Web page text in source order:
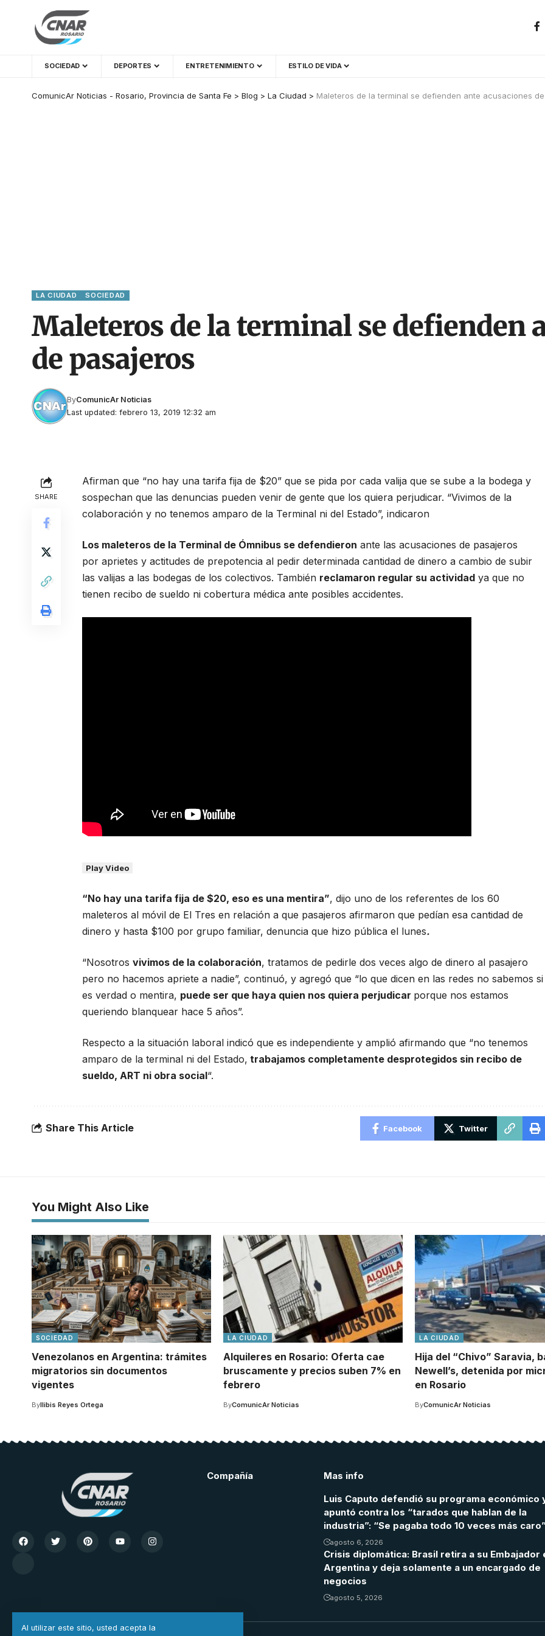
Al utilizar este sitio, usted acepta la
SOCIEDAD DEPORTES ENTRETENIMIENTO ESTILO DE VIDA
ComunicAr Noticias - Rosario, Provincia de Santa Fe > Blog > La Ciudad > Maleteros de la terminal se defienden ante acusaciones
LA CIUDAD SOCIEDAD
Maleteros de la terminal se defienden
de pasajeros
Last updated: febrero 13, 2019 12:32 am
ByComunicAr Noticias
SHARE
Afirman que “no hay una tarifa fija de $20” que se pida por cada valija que se sube a la bodega y
sospechan que las denuncias pueden venir de gente que los quiera perjudicar. “Vivimos de la
colaboración y no tenemos amparo de la Terminal ni del Estado”, indicaron
Los maleteros de la Terminal de Ómnibus se defendieron ante las acusaciones de pasajeros
por aprietes y actitudes de prepotencia al pedir determinada cantidad de dinero a cambio de subir
las valijas a las bodegas de los colectivos. También reclamaron regular su actividad ya que no
tienen recibo de sueldo ni cobertura médica ante posibles accidentes.
Play Video
“No hay una tarifa fija de $20, eso es una mentira”, dijo uno de los referentes de los 60
maleteros al móvil de El Tres en relación a que pasajeros afirmaron que pedían esa cantidad de
dinero y hasta $100 por grupo familiar, denuncia que hizo pública el lunes.
“Nosotrosvivimos de la colaboración, tratamos de pedirle dos veces algo de dinero al pasajero
pero no hacemos apriete a nadie”, continuó, y agregó que “lo que dicen en las redes no sabemos si
es verdad o mentira, puede ser que haya quien nos quiera perjudicar porque nos estamos
queriendo blanquear hace 5 años”.
Respecto a la situación laboral indicó que es independiente y amplió afirmando que “no tenemos
amparo de la terminal ni del Estado, trabajamos completamente desprotegidos sin recibo de
sueldo, ART ni obra social“.
Share This Article Facebook Twitter
You Might Also Like
SOCIEDAD
Venezolanos en Argentina: trámites
migratorios sin documentos
vigentes
ByIlibis Reyes Ortega
LA CIUDAD
Alquileres en Rosario: Oferta cae
bruscamente y precios suben 7% en
febrero
ByComunicAr Noticias
LA CIUDAD
Hija del “Chivo” Saravia,
Newell’s, detenida por
en Rosario
ByComunicAr Noticias
Compañía
Mas info
Luis Caputo defendió su programa económico
apuntó contra los “tarados que hablan de la
industria”: “Se pagaba todo 10 veces más
agosto 6, 2026
Crisis diplomática: Brasil retira a su Embajador
Argentina y deja solamente a un encargado de
negocios
agosto 5, 2026